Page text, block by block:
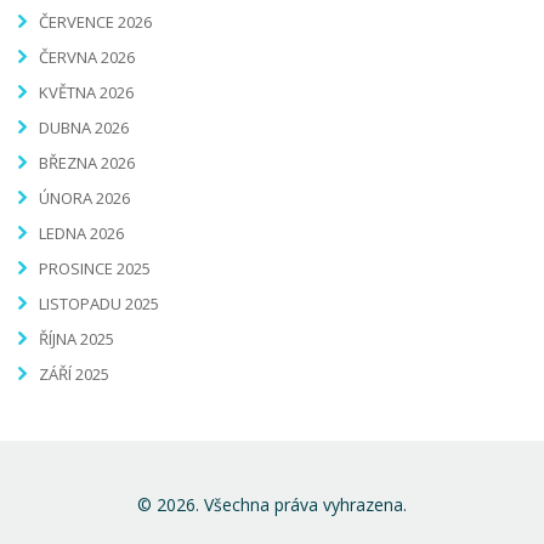
ČERVENCE 2026
ČERVNA 2026
KVĚTNA 2026
DUBNA 2026
BŘEZNA 2026
ÚNORA 2026
LEDNA 2026
PROSINCE 2025
LISTOPADU 2025
ŘÍJNA 2025
ZÁŘÍ 2025
© 2026. Všechna práva vyhrazena.